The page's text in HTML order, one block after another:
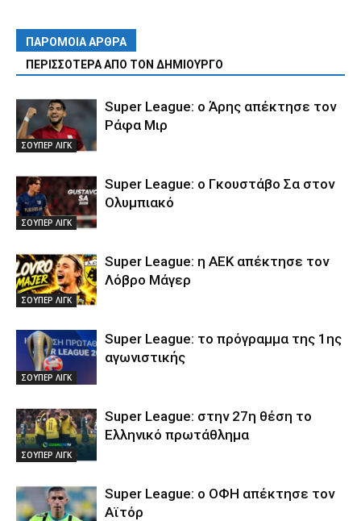
ΠΑΡΟΜΟΙΑ ΑΡΘΡΑ
ΠΕΡΙΣΣΟΤΕΡΑ ΑΠΟ ΤΟΝ ΔΗΜΙΟΥΡΓΟ
ΣΟΥΠΕΡ ΛΙΓΚ
Super League: ο Άρης απέκτησε τον
Ράφα Μιρ
ΣΟΥΠΕΡ ΛΙΓΚ
Super League: ο Γκουστάβο Σα στον
Ολυμπιακό
ΣΟΥΠΕΡ ΛΙΓΚ
Super League: η ΑΕΚ απέκτησε τον
Λόβρο Μάγερ
ΣΟΥΠΕΡ ΛΙΓΚ
Super League: το πρόγραμμα της 1ης
αγωνιστικής
ΣΟΥΠΕΡ ΛΙΓΚ
Super League: στην 27η θέση το
Ελληνικό πρωτάθλημα
Super League: ο ΟΦΗ απέκτησε τον
Αϊτόρ